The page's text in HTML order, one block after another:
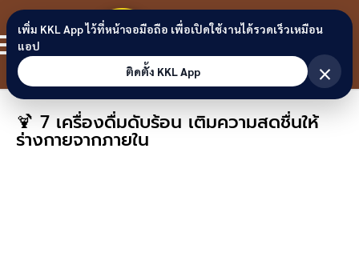
Skip to content
ขอนแก่น
ลิงก์
🍹 7 เครื่องดื่มดับร้อน เติมความสดชื่นให้
ร่างกายจากภายใน
เพิ่ม KKL App ไว้ที่หน้าจอมือถือ เพื่อเปิดใช้งานได้รวดเร็วเหมือน
แอป
ติดตั้ง KKL App
×